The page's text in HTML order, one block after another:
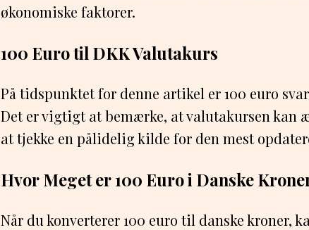
økonomiske faktorer.
100 Euro til DKK Valutakurs
På tidspunktet for denne artikel er 100 euro
Det er vigtigt at bemærke, at valutakursen kan
at tjekke en pålidelig kilde for den mest
Hvor Meget er 100 Euro i Danske
Når du konverterer 100 euro til danske kroner,